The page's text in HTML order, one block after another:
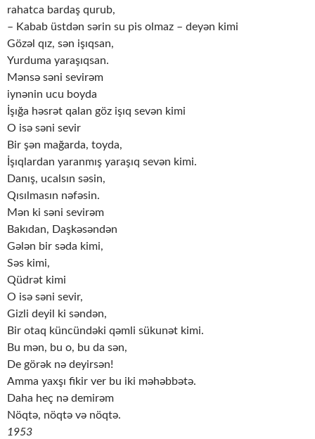
rahatca bardaş qurub,
– Kabab üstdən sərin su pis olmaz – deyən kimi
Gözəl qız, sən işıqsan,
Yurduma yaraşıqsan.
Mənsə səni sevirəm
iynənin ucu boyda
İşığa həsrət qalan göz işıq sevən kimi
O isə səni sevir
Bir şən mağarda, toyda,
İşıqlardan yaranmış yaraşıq sevən kimi.
Danış, ucalsın səsin,
Qısılmasın nəfəsin.
Mən ki səni sevirəm
Bakıdan, Daşkəsəndən
Gələn bir səda kimi,
Səs kimi,
Qüdrət kimi
O isə səni sevir,
Gizli deyil ki səndən,
Bir otaq küncündəki qəmli sükunət kimi.
Bu mən, bu o, bu da sən,
De görək nə deyirsən!
Amma yaxşı fikir ver bu iki məhəbbətə.
Daha heç nə demirəm
Nöqtə, nöqtə və nöqtə.
1953